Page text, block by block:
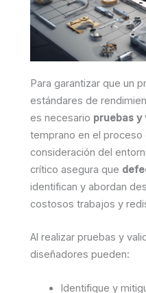
Para garantizar que un
estándares de
es necesario pruebas y
temprano en el proceso
consideración del
crítico asegura que
identifican y abordan
costosos trabajos y
Al realizar pruebas y
diseñadores pueden:
Identifique y